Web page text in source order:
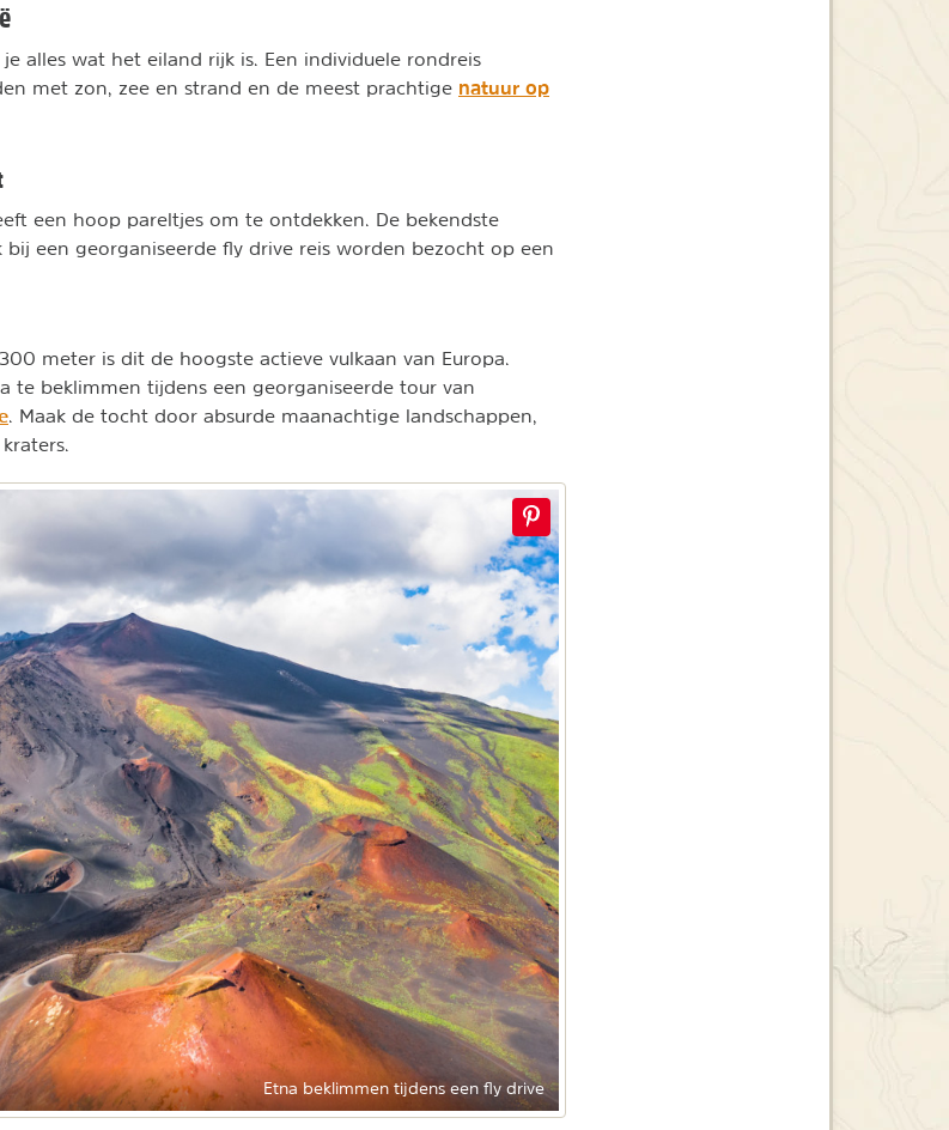
alles wat het eiland rijk is. Een individuele rondreis
met zon, zee en strand en de meest prachtige natuur op
een hoop pareltjes om te ontdekken. De bekendste
bij een georganiseerde fly drive reis worden bezocht op een
meter is dit de hoogste actieve vulkaan van Europa.
te beklimmen tijdens een georganiseerde tour van
. Maak de tocht door absurde maanachtige landschappen,
Etna beklimmen tijdens een fly drive